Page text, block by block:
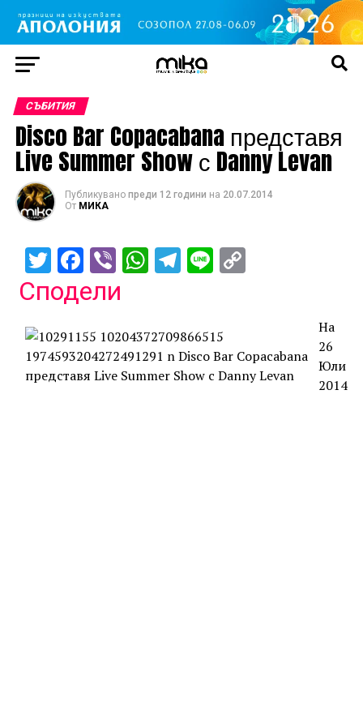
СЪБИТИЯ
Disco Bar Copacabana представя
Live Summer Show с Danny Levan
Публикувано преди 12 години на 20.07.2014
От МИКА
TwitterFacebook
ViberWhatsApp
Telegram
Line
Сподели
На
26
Юли
2014